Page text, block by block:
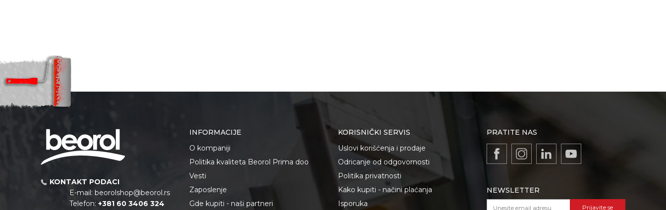
KONTAKT PODACI
E-mail: beorolshop@beorol.rs
Telefon: +381 60 3406 324
INFORMACIJE
O kompaniji
Politika kvaliteta Beorol Prima doo
Vesti
Zaposlenje
Gde kupiti - naši partneri
KORISNIČKI SERVIS
Uslovi korišćenja i prodaje
Odricanje od odgovornosti
Politika privatnosti
Kako kupiti - načini plaćanja
Isporuka
PRATITE NAS
NEWSLETTER
Prijavite se